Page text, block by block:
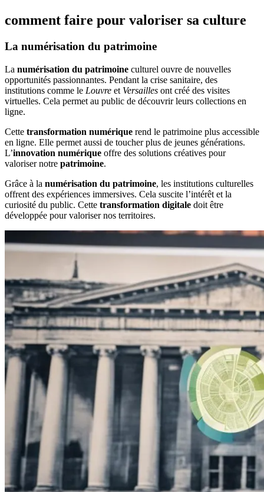
comment faire pour valoriser sa culture
La numérisation du patrimoine
La numérisation du patrimoine culturel ouvre de nouvelles
opportunités passionnantes. Pendant la crise sanitaire, des
institutions comme le Louvre et Versailles ont créé des visites
virtuelles. Cela permet au public de découvrir leurs collections en
ligne.
Cette transformation numérique rend le patrimoine plus accessible
en ligne. Elle permet aussi de toucher plus de jeunes générations.
L’innovation numérique offre des solutions créatives pour
valoriser notre patrimoine.
Grâce à la numérisation du patrimoine, les institutions culturelles
offrent des expériences immersives. Cela suscite l’intérêt et la
curiosité du public. Cette transformation digitale doit être
développée pour valoriser nos territoires.